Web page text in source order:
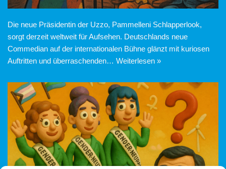
Die neue Präsidentin der Uzzo, Pammelleni Schlapperlook,
sorgt derzeit weltweit für Aufsehen. Deutschlands neue
Commedian auf der internationalen Bühne glänzt mit kuriosen
Auftritten und überraschenden… Weiterlesen »